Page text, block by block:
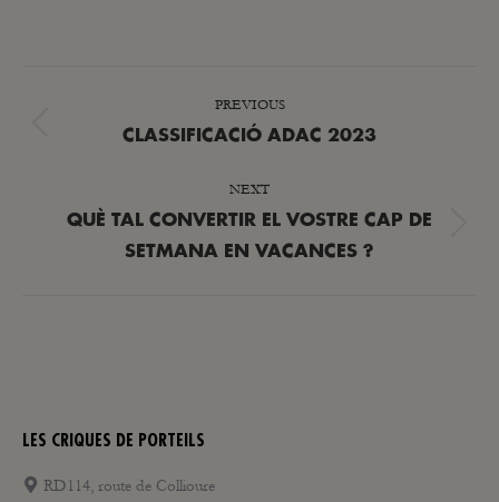
NAVIGATION
PREVIOUS
Previous
CLASSIFICACIÓ ADAC 2023
NEXT
Next
QUÈ TAL CONVERTIR EL VOSTRE CAP DE
SETMANA EN VACANCES ?
LES CRIQUES DE PORTEILS
RD114, route de Collioure